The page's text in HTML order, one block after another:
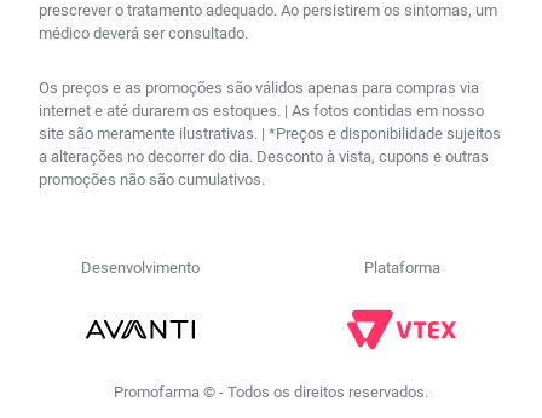
prescrever o tratamento adequado. Ao persistirem os sintomas, um
médico deverá ser consultado.
Os preços e as promoções são válidos apenas para compras via
internet e até durarem os estoques. | As fotos contidas em nosso
site são meramente ilustrativas. | *Preços e disponibilidade sujeitos
a alterações no decorrer do dia. Desconto à vista, cupons e outras
promoções não são cumulativos.
Desenvolvimento Plataforma
Promofarma © - Todos os direitos reservados.